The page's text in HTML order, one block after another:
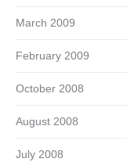
March 2009
February 2009
October 2008
August 2008
July 2008